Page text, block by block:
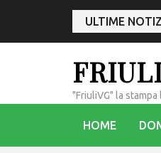
ULTIME
"FriuliVG" la
HOME